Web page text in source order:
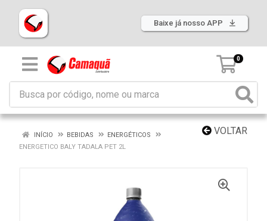
Baixe já nosso APP
0
VOLTAR
INÍCIO BEBIDAS
ENERGÉTICOS
ENERGETICO BALY TADALA PET 2L